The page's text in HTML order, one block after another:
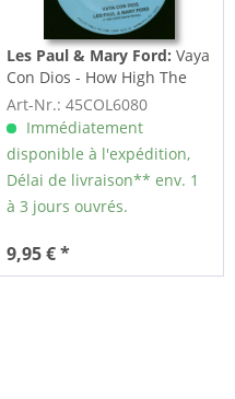
Les Paul & Mary Ford:Vaya
Con Dios - How High The
Moon (7inch, 45rpm)
Art-Nr.: 45COL6080
Immédiatement
disponible à l'expédition,
Délai de livraison** env. 1
à 3 jours ouvrés.
9,95 € *